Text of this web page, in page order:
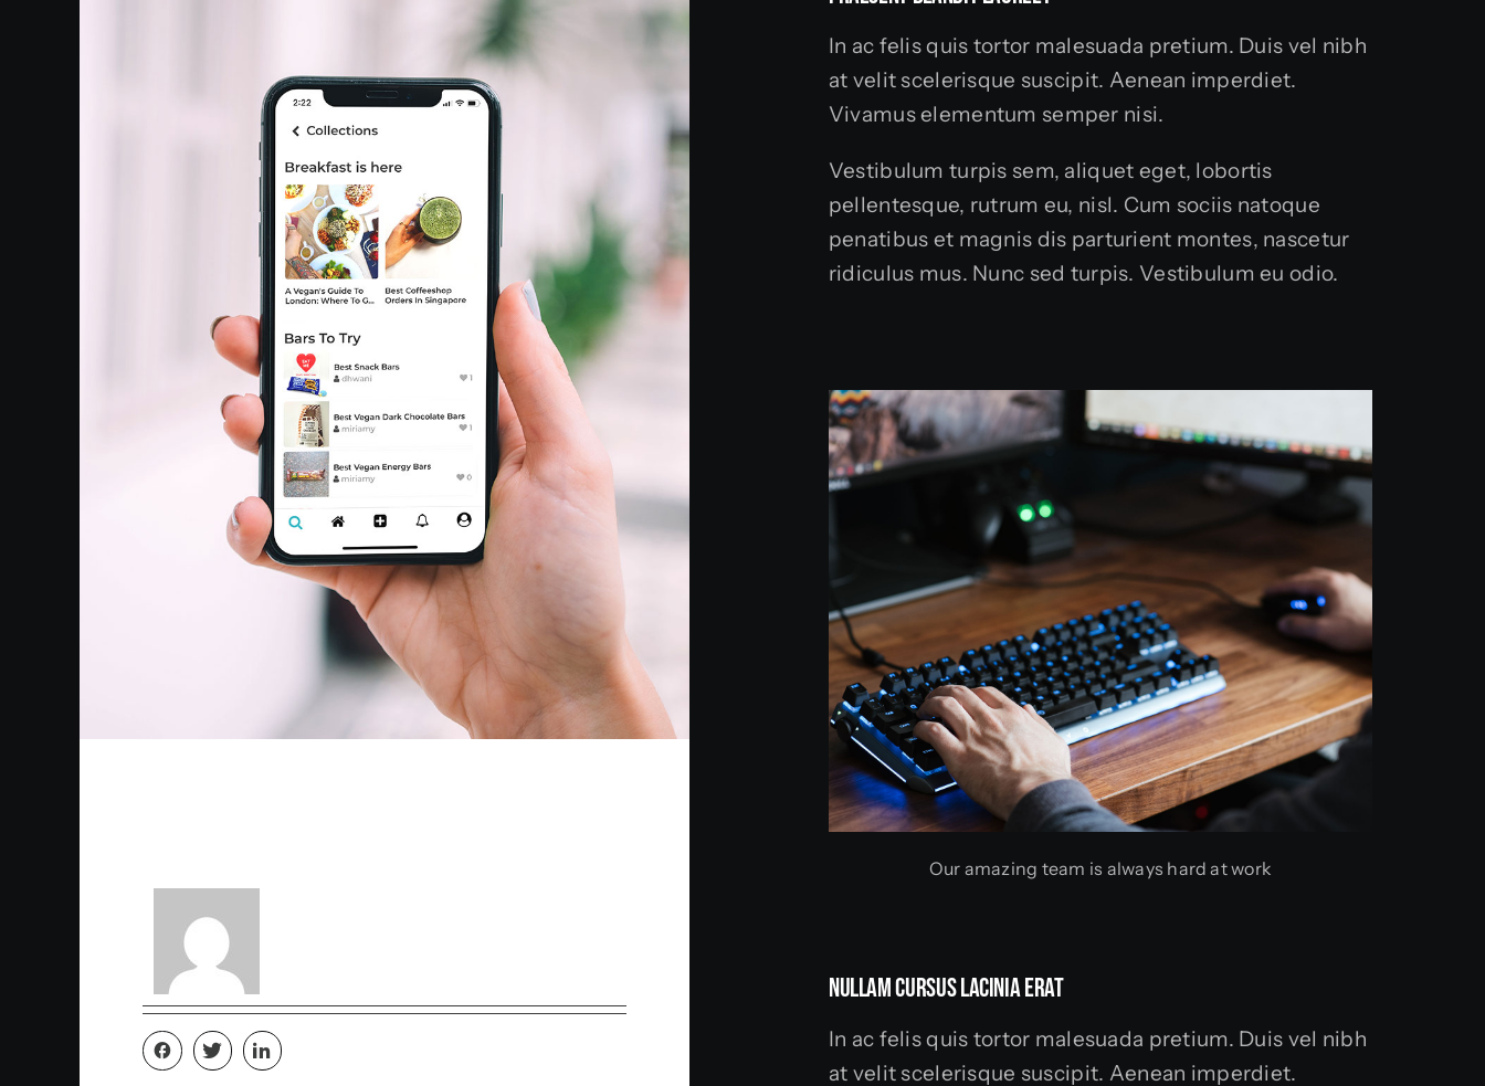
In ac felis quis tortor malesuada pretium. Duis vel nibh
at velit scelerisque suscipit. Aenean imperdiet.
Vivamus elementum semper nisi.
Vestibulum turpis sem, aliquet eget, lobortis
pellentesque, rutrum eu, nisl. Cum sociis natoque
penatibus et magnis dis parturient montes, nascetur
ridiculus mus. Nunc sed turpis. Vestibulum eu odio.
Our amazing team is always hard at work
Nullam Cursus Lacinia Erat
In ac felis quis tortor malesuada pretium. Duis vel nibh
at velit scelerisque suscipit. Aenean imperdiet.